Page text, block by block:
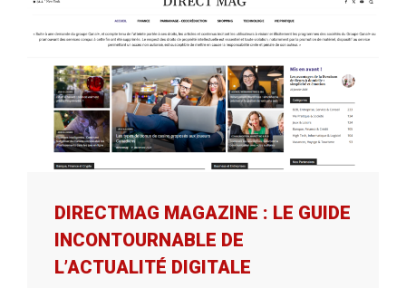
DIRECTMAG MAGAZINE : LE GUIDE
INCONTOURNABLE DE
L’ACTUALITÉ DIGITALE